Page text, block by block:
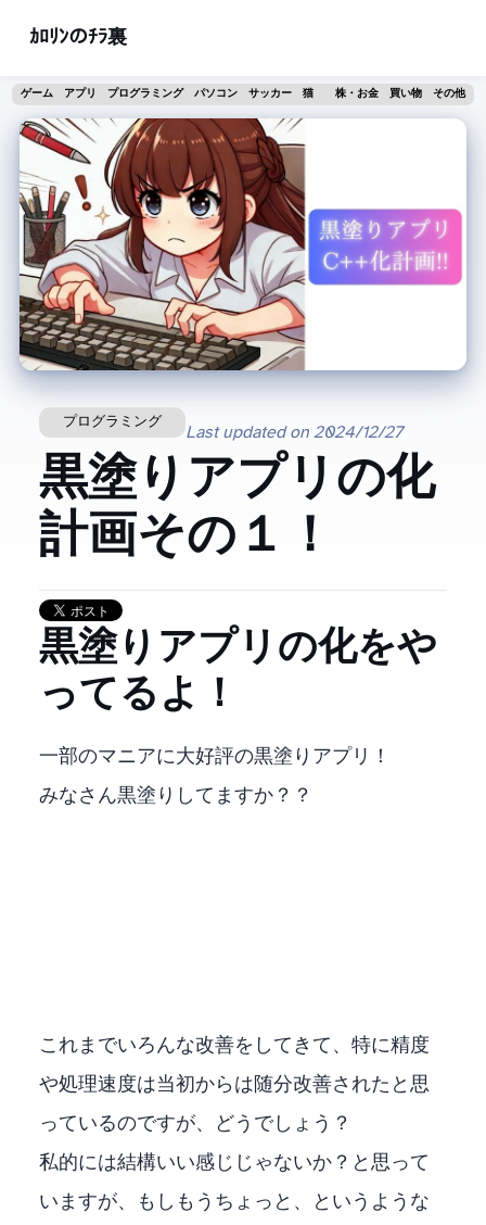
ｶﾛﾘﾝのﾁﾗ裏
ゲーム アプリ プログラミング パソコン サッカー 猫 株・お金 買い物 その他
プログラミング
Last updated on 2024/12/27
黒塗りアプリのC++化
計画!! その１！
黒塗りアプリのC++化をや
ってるよ！
一部のマニアに大好評のFF14黒塗りアプリ！
みなさん黒塗りしてますか？？
これまでいろんな改善をしてきて、特に精度
や処理速度は当初からは随分改善されたと思
っているのですが、どうでしょう？
私的には結構いい感じじゃないか？と思って
いますが、もしもうちょっと、というような